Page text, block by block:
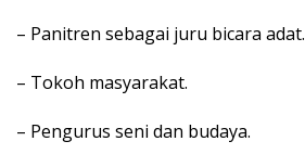
– Panitren sebagai juru bicara adat.
– Tokoh masyarakat.
– Pengurus seni dan budaya.